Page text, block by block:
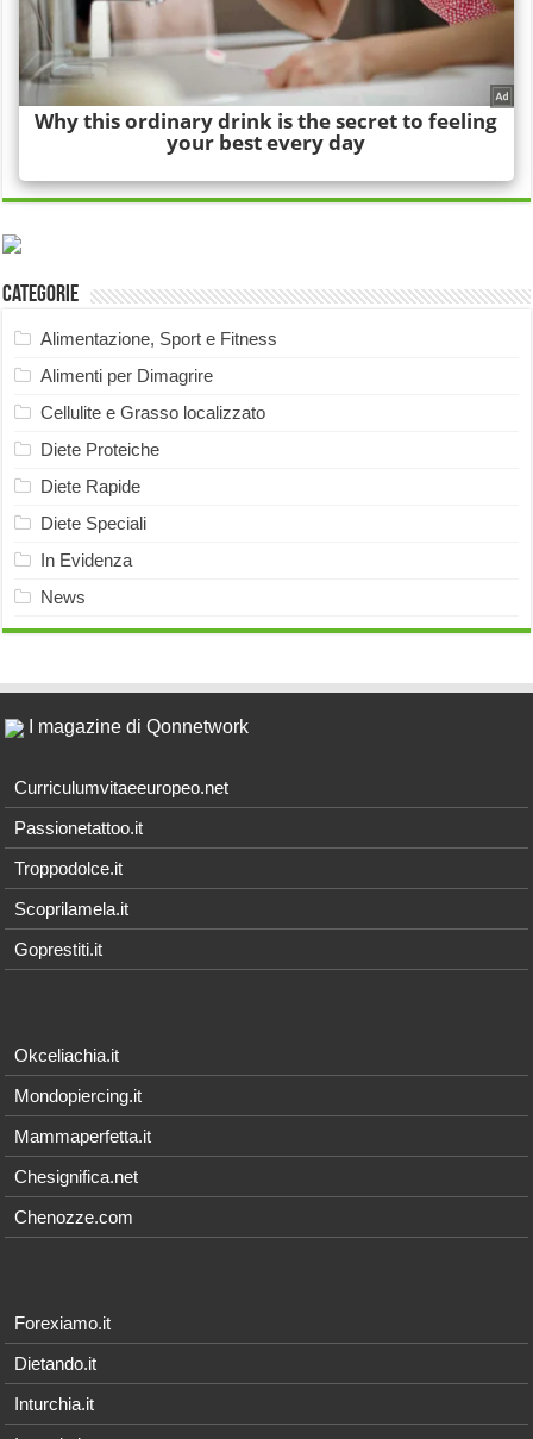
Categorie
Alimentazione, Sport e Fitness
Alimenti per Dimagrire
Cellulite e Grasso localizzato
Diete Proteiche
Diete Rapide
Diete Speciali
In Evidenza
News
I magazine di Qonnetwork
Curriculumvitaeeuropeo.net
Passionetattoo.it
Troppodolce.it
Scoprilamela.it
Goprestiti.it
Okceliachia.it
Mondopiercing.it
Mammaperfetta.it
Chesignifica.net
Chenozze.com
Forexiamo.it
Dietando.it
Inturchia.it